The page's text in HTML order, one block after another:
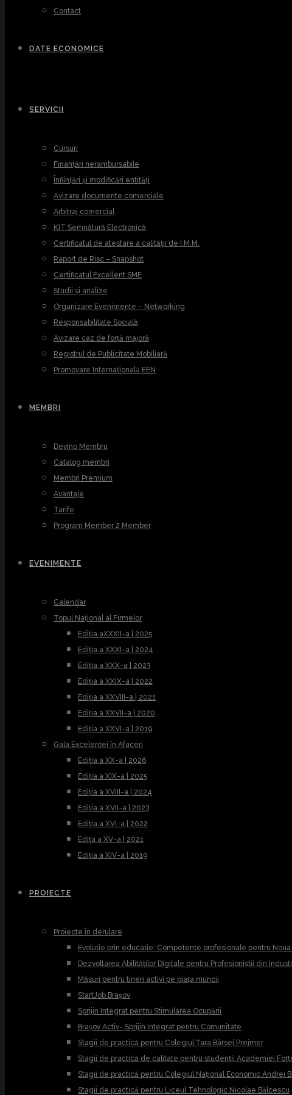
Contact
DATE ECONOMICE
SERVICII
Cursuri
Finanțări nerambursabile
Înființări și modificări entități
Avizare documente comerciale
Arbitraj comercial
KIT Semnătură Electronică
Certificatul de atestare a calității de I.M.M.
Raport de Risc – Snapshot
Certificatul Excellent SME
Studii și analize
Organizare Evenimente – Networking
Responsabilitate Socială
Avizare caz de forță majoră
Registrul de Publicitate Mobiliară
Promovare Internațională EEN
MEMBRI
Devino Membru
Catalog membri
Membri Premium
Avantaje
Tarife
Program Member 2 Member
EVENIMENTE
Calendar
Topul Național al Firmelor
Ediția aXXXII-a | 2025
Ediția a XXXI-a | 2024
Ediția a XXX-a | 2023
Ediția a XXIX-a | 2022
Ediția a XXVIII-a | 2021
Ediția a XXVII-a | 2020
Ediția a XXVI-a | 2019
Gala Excelenței în Afaceri
Ediția a XX-a | 2026
Ediția a XIX-a | 2025
Ediția a XVIII-a | 2024
Ediția a XVII-a | 2023
Ediția a XVI-a | 2022
Edița a XV-a | 2021
Ediția a XIV-a | 2019
PROIECTE
Proiecte în derulare
Evoluție prin educație: Competențe profesionale pentru
Dezvoltarea Abilităților Digitale pentru Profesioniștii din
Măsuri pentru tineri activi pe piața muncii
StartJob Brașov
Sprijin Integrat pentru Stimularea Ocupării
Brașov Activ- Sprijin Integrat pentru Comunitate
Stagii de practică pentru Colegiul Țara Bârsei Prejmer
Stagii de practică de calitate pentru studenții Academiei
Stagii de practică pentru Colegiul Național Economic Andrei
Stagii de practică pentru Liceul Tehnologic Nicolae Bălcescu